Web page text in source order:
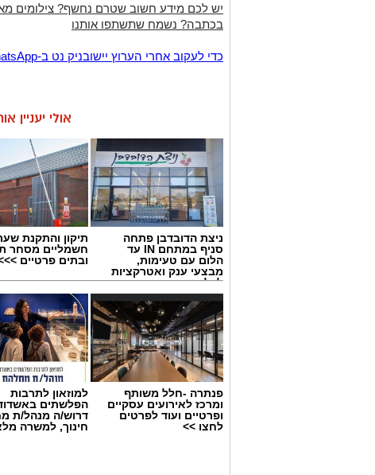
יש לכם מידע חשוב שטרם נחשף? צילומים
בכתבה? נשמח שתשתפו אותנו
‏כדי לעקוב אחרי הערוץ יישובניק נט ב-WhatsApp:‏‏‏
אולי יעניין
ניצת הדובדבן פתחה
סניף במתחם IN עד
הלום עם טעימות,
מבצעי ענק ואטרקציות
לכל המשפחה
תיקון והתקנת
חשמליים מסחר
ובתים פרטיים
פנתרה -חלל משותף
ומרכז לאירועים עסקיים
ופרטיים ועוד לפרטים
לחצו >>
למוזאון לתרבות
הפלשתים
דרוש/ה מנהל/ת
חינוך, למשרה